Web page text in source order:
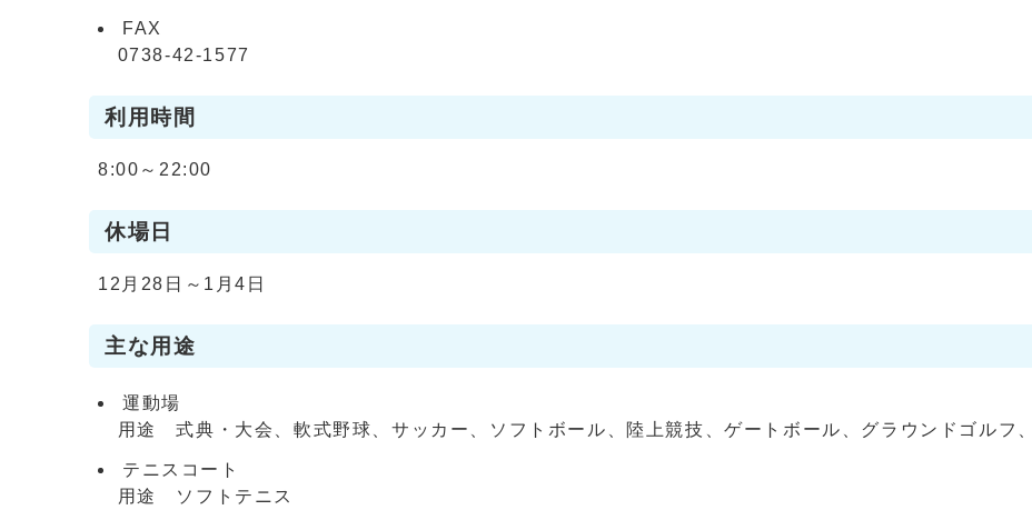
FAX
0738-42-1577
利用時間
8:00～22:00
休場日
12月28日～1月4日
主な用途
運動場
用途 式典・大会、軟式野球、サッカー、ソフトボール、陸上競技、ゲートボール、グラウンドゴルフ
テニスコート
用途 ソフトテニス